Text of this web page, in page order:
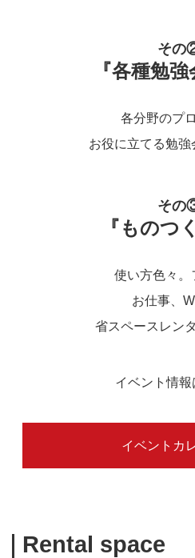
その
『各種勉強
各分野のプ
お役に立てる勉強
その
『ものつ
使い方色々。
お仕事、
省スペースレン
イベント情報
イベントカ
Rental space